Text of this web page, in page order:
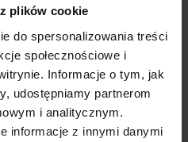
plików cookie
do spersonalizowania treści
społecznościowe i
Informacje o tym, jak
udostępniamy partnerom
i analitycznym.
informacje z innymi danymi
dobrze zapakowane
Brawa dla pracowników.
zweryfikowano